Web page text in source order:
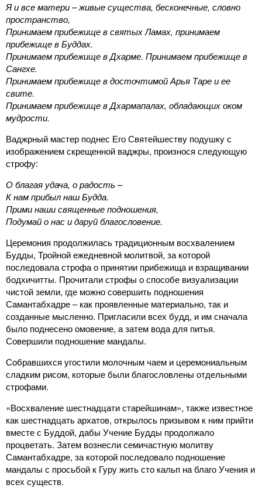
Я и все матери – живые существа, бесконечные, словно
пространство,
Принимаем прибежище в святых Ламах, принимаем
прибежище в Буддах.
Принимаем прибежище в Дхарме. Принимаем прибежище в
Сангхе.
Принимаем прибежище в досточтимой Арья Таре и ее
свите.
Принимаем прибежище в Дхармапалах, обладающих оком
мудрости.
Ваджрный мастер поднес Его Святейшеству подушку с
изображением скрещенной ваджры, произнося следующую
строфу:
О благая удача, о радость –
К нам прибыл наш Будда.
Прими наши священные подношения,
Подумай о нас и даруй благословение.
Церемония продолжилась традиционным восхвалением
Будды, Тройной ежедневной молитвой, за которой
последовала строфа о принятии прибежища и взращивании
бодхичитты. Прочитали строфы о способе визуализации
чистой земли, где можно совершить подношения
Самантабхадре – как проявленные материально, так и
созданные мысленно. Пригласили всех будд, и им сначала
было поднесено омовение, а затем вода для питья.
Совершили подношение мандалы.
Собравшихся угостили молочным чаем и церемониальным
сладким рисом, которые были благословлены отдельными
строфами.
«Восхваление шестнадцати старейшинам», также известное
как шестнадцать архатов, открылось призывом к ним прийти
вместе с Буддой, дабы Учение Будды продолжало
процветать. Затем вознесли семичастную молитву
Самантабхадре, за которой последовало подношение
мандалы с просьбой к Гуру жить сто кальп на благо Учения и
всех существ.